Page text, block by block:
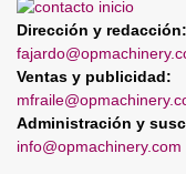
Dirección y redacción:
Ventas y publicidad:
Administración y
info@opmachinery.com